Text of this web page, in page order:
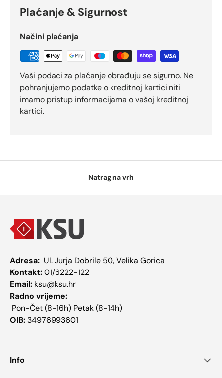
Plaćanje & Sigurnost
Načini plaćanja
Vaši podaci za plaćanje obrađuju se sigurno. Ne
pohranjujemo podatke o kreditnoj kartici niti
imamo pristup informacijama o vašoj kreditnoj
kartici.
Natrag na vrh
Adresa: Ul. Jurja Dobrile 50, Velika Gorica
Kontakt:01/6222-122
Email: ksu@ksu.hr
Radno vrijeme:
Pon-Čet (8-16h) Petak (8-14h)
OIB: 34976993601
Info